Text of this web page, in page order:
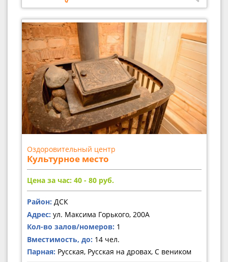
Оздоровительный центр
Культурное место
Цена за час: 40 - 80 руб.
Район: ДСК
Адрес: ул. Максима Горького, 200А
Кол-во залов/номеров: 1
Вместимость, до: 14 чел.
Парная: Русская, Русская на дровах, С веником